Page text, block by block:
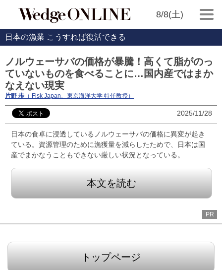
8/8(土)
日本の漁業 こうすれば復活できる
ノルウェーサバの価格が暴騰！高くて脂がのっ
ていないものを食べることに…国内産ではまか
なえない現実
片野 歩 （ Fisk Japan、東京海洋大学 特任教授）
2025/11/28
日本の食卓に浸透しているノルウェーサバの価格に異変が起き
ている。資源管理のために漁獲量を減らしたためで、日本は国
産でまかなうこともできない厳しい状況となっている。
本文を読む
PR
トップページ